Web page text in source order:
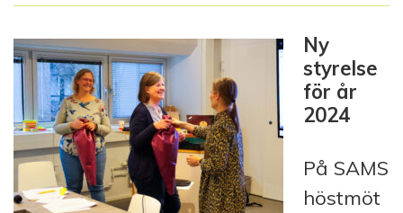
Ny
styrelse
för år
2024
På SAMS
höstmöt